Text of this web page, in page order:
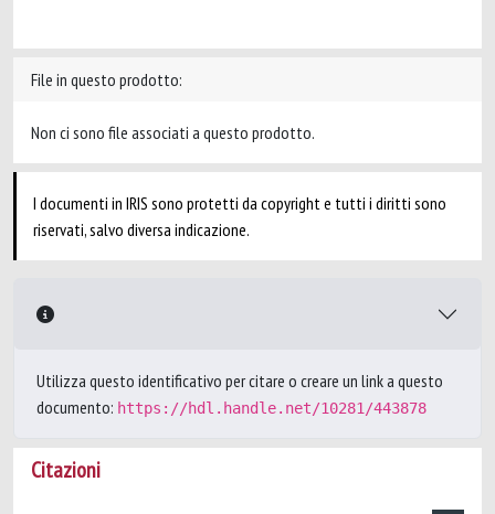
File in questo prodotto:
Non ci sono file associati a questo prodotto.
I documenti in IRIS sono protetti da copyright e tutti i diritti sono
riservati, salvo diversa indicazione.
Utilizza questo identificativo per citare o creare un link a questo
documento: https://hdl.handle.net/10281/443878
Citazioni